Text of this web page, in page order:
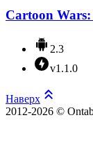
Cartoon
2.3
v1.1.0
Наверх
2012-2026 ©